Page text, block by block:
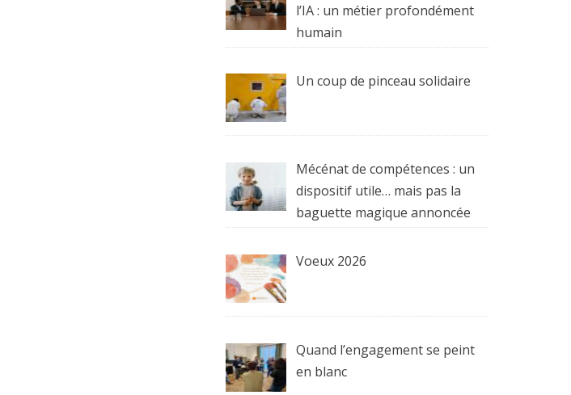
l’IA : un métier profondément
humain
Un coup de pinceau solidaire
Mécénat de compétences : un
dispositif utile… mais pas la
baguette magique annoncée
Voeux 2026
Quand l’engagement se peint
en blanc